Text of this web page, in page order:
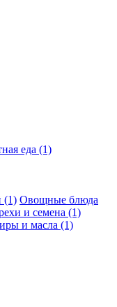
еда (1)
(1) Овощные блюда
и семена (1)
и масла (1)